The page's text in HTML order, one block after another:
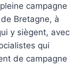
campagne
Bretagne, à
y siègent, avec
qui
de campagne